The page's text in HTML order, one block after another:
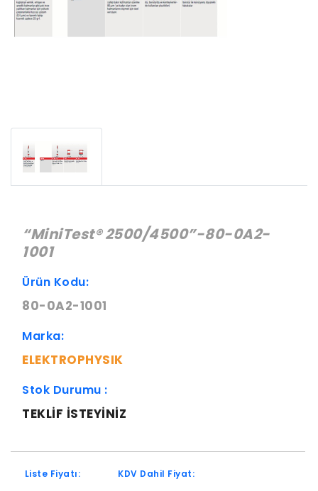
“MiniTest® 2500/4500”-80-0A2-
1001
Ürün Kodu:
80-0A2-1001
Marka:
ELEKTROPHYSIK
Stok Durumu :
TEKLIF ISTEYINIZ
Liste Fiyatı: KDV Dahil Fiyat: